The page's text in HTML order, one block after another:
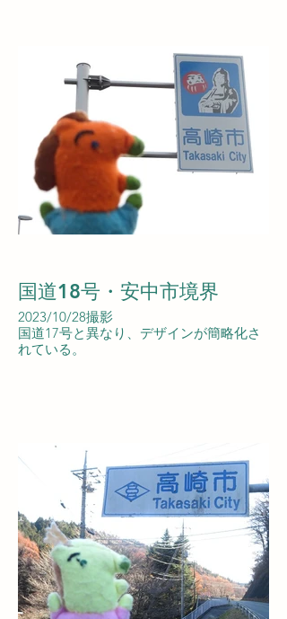
国道18号・安中市境界
2023/10/28撮影
国道17号と異なり、デザインが簡略化さ
れている。